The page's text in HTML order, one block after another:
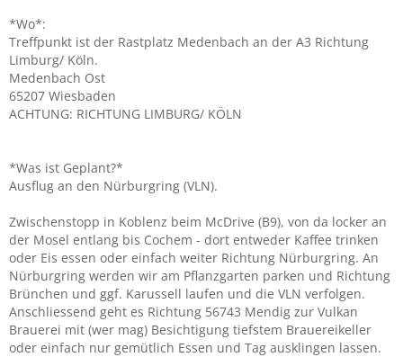
*Wo*:
Treffpunkt ist der Rastplatz Medenbach an der A3 Richtung
Limburg/ Köln.
Medenbach Ost
65207 Wiesbaden
ACHTUNG: RICHTUNG LIMBURG/ KÖLN
*Was ist Geplant?*
Ausflug an den Nürburgring (VLN).
Zwischenstopp in Koblenz beim McDrive (B9), von da locker an
der Mosel entlang bis Cochem - dort entweder Kaffee trinken
oder Eis essen oder einfach weiter Richtung Nürburgring. An
Nürburgring werden wir am Pflanzgarten parken und Richtung
Brünchen und ggf. Karussell laufen und die VLN verfolgen.
Anschliessend geht es Richtung 56743 Mendig zur Vulkan
Brauerei mit (wer mag) Besichtigung tiefstem Brauereikeller
oder einfach nur gemütlich Essen und Tag ausklingen lassen.